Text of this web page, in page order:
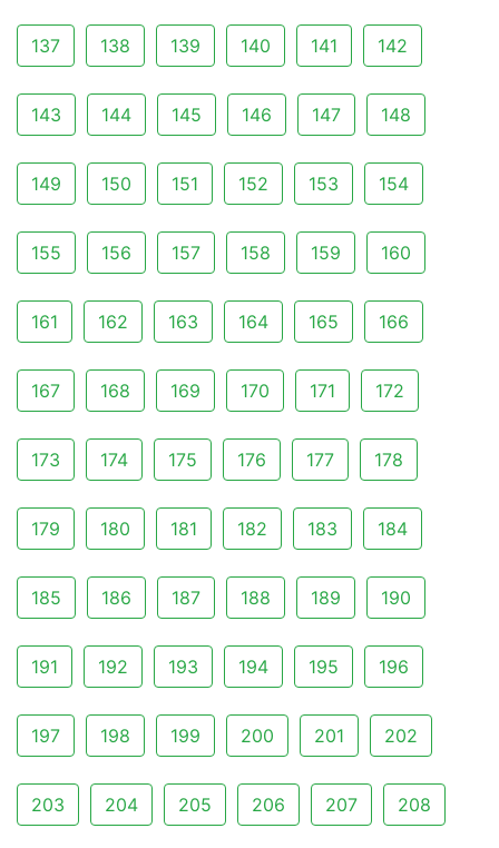
137 138 139 140 141 142
143 144 145 146 147 148
149 150 151 152 153 154
155 156 157 158 159 160
161 162 163 164 165 166
167 168 169 170 171 172
173 174 175 176 177 178
179 180 181 182 183 184
185 186 187 188 189 190
191 192 193 194 195 196
197 198 199 200 201 202
203 204 205 206 207 208